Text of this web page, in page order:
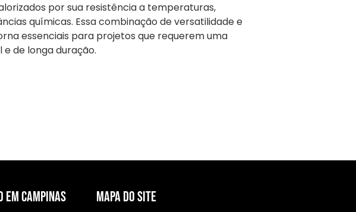
por sua resistência a temperaturas,
químicas. Essa combinação de versatilidade e
essenciais para projetos que requerem uma
e de longa duração.
campinas MAPA DO SITE